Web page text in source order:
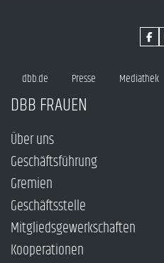
dbb.de Presse Mediathek
DBB FRAUEN
Über uns
Geschäftsführung
Gremien
Geschäftsstelle
Mitgliedsgewerkschaften
Kooperationen